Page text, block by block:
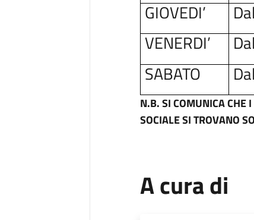
GIOVEDI’
VENERDI’
SABATO
N.B. SI COMUNICA CHE
SOCIALE SI TROVANO
A cura di